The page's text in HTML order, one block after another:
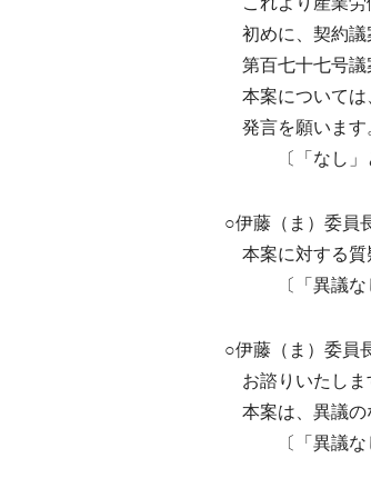
初めに、契約議
第百七十七号議
本案については
発言を願います
〔「なし」と
○伊藤（ま）委員
本案に対する質
〔「異議なし
○伊藤（ま）委員
お諮りいたしま
本案は、異議の
〔「異議なし